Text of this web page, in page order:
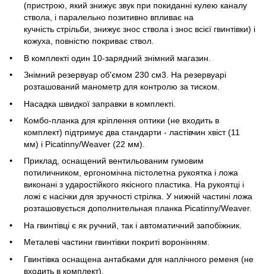
(пристрою, який знижує звук при покиданні кулею каналу
ствола, і паралельно позитивно впливає на
кучність стрільби, знижує знос ствола і знос всієї гвинтівки) і
кожуха, повністю покриває ствол.
В комплекті один 10-зарядний знімний магазин.
Знімний резервуар об'ємом 230 см3. На резервуарі
розташований манометр для контролю за тиском.
Насадка швидкої заправки в комплекті.
Комбо-планка для кріплення оптики (не входить в
комплект) підтримує два стандарти - ластівчин хвіст (11
мм) і Picatinny/Weaver (22 мм).
Приклад, оснащений вентильованим гумовим
потиличником, ергономічна пістолетна рукоятка і ложа
виконані з ударостійкого якісного пластика. На рукоятці і
ложі є насічки для зручності стрілка. У нижній частині ложа
розташовується дополнительная планка Picatinny/Weaver.
На гвинтівці є як ручний, так і автоматичний запобіжник.
Металеві частини гвинтівки покриті воронінням.
Гвинтівка оснащена антабками для наплічного ременя (не
входить в комплект).